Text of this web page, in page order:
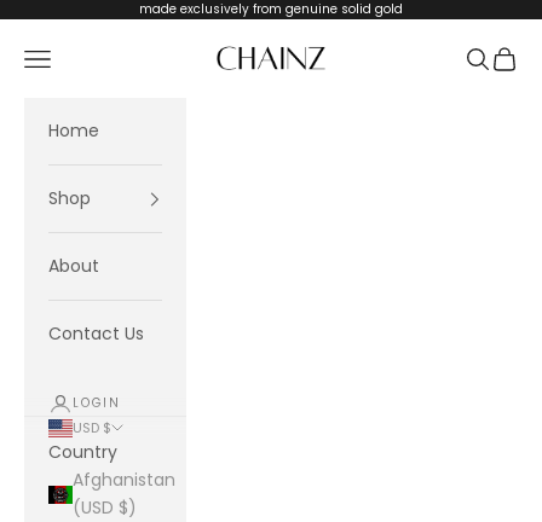
made exclusively from genuine solid gold
CHAINZ
Navigation menu Search
Cart
Home
Shop
About
Contact Us
LOGIN
USD $
Country
Afghanistan
(USD $)